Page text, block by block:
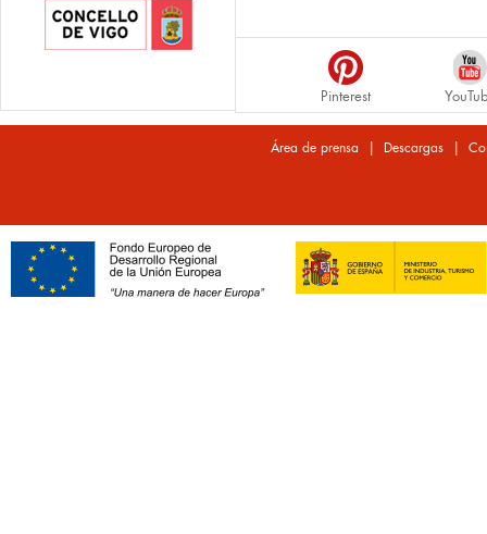
Pinterest
Área de prensa | Descargas|